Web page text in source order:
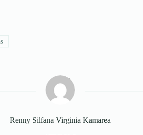
Renny Silfana Virginia Kamarea